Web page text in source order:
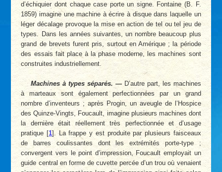
d’échiquier dont chaque case porte un signe. Fontaine (B. F.
1859) imagine une machine à écrire à disque dans laquelle un
léger décalage provoque la mise en action de tel ou tel jeu de
types. Dans les années suivantes, un nombre beaucoup plus
grand de brevets furent pris, surtout en Amérique ; la période
des essais fait place à la phase moderne, les machines sont
construites industriellement.
Machines à types séparés. — D’autre part, les machines
à marteaux sont également perfectionnées par un grand
nombre d’inventeurs ; après Progin, un aveugle de l’Hospice
des Quinze-Vingts, Foucault, imagine plusieurs machines dont
la dernière était réellement très perfectionnée et d’usage
pratique [1]. La frappe y est produite par plusieurs faisceaux
de barres coulissantes dont les extrémités porte-type ;
convergent vers le point d’impression, Foucault employait un
guide central en forme de cuvette percée d’un trou où venaient